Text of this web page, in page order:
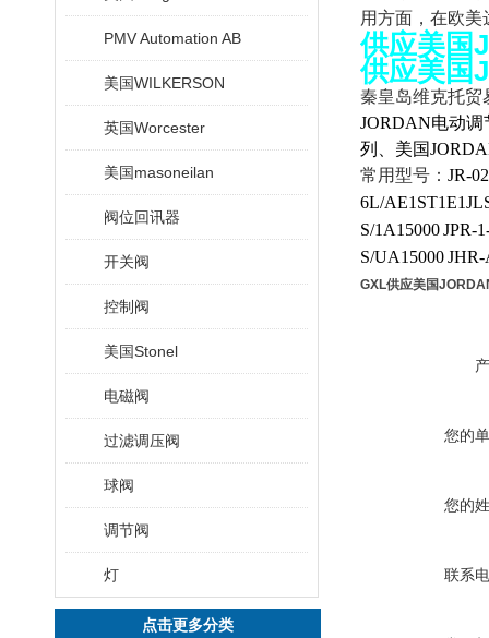
PMV Automation AB
美国WILKERSON
英国Worcester
美国masoneilan
阀位回讯器
开关阀
控制阀
美国Stonel
电磁阀
过滤调压阀
球阀
调节阀
灯
点击更多分类
用方面，在欧
供应美国
供应美国
秦皇岛维克托贸
JORDAN电动
列、美国
常用型号： JR-
6L/
S/1A15000JPR-
S/UA15000JHR-
GXL供应美国
您的
您的
联系